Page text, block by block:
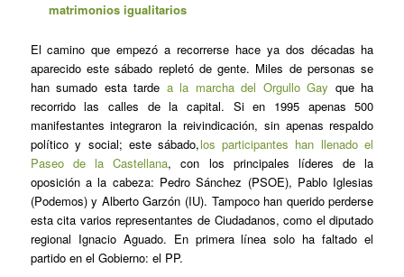
matrimonios igualitarios
El camino que empezó a recorrerse hace ya dos décadas ha
aparecido este sábado repletó de gente. Miles de personas se
han sumado esta tarde a la marcha del Orgullo Gay que ha
recorrido las calles de la capital. Si en 1995 apenas 500
manifestantes integraron la reivindicación, sin apenas respaldo
político y social; este sábado,los participantes han llenado el
Paseo de la Castellana, con los principales líderes de la
oposición a la cabeza: Pedro Sánchez (PSOE), Pablo Iglesias
(Podemos) y Alberto Garzón (IU). Tampoco han querido perderse
esta cita varios representantes de Ciudadanos, como el diputado
regional Ignacio Aguado. En primera línea solo ha faltado el
partido en el Gobierno: el PP.